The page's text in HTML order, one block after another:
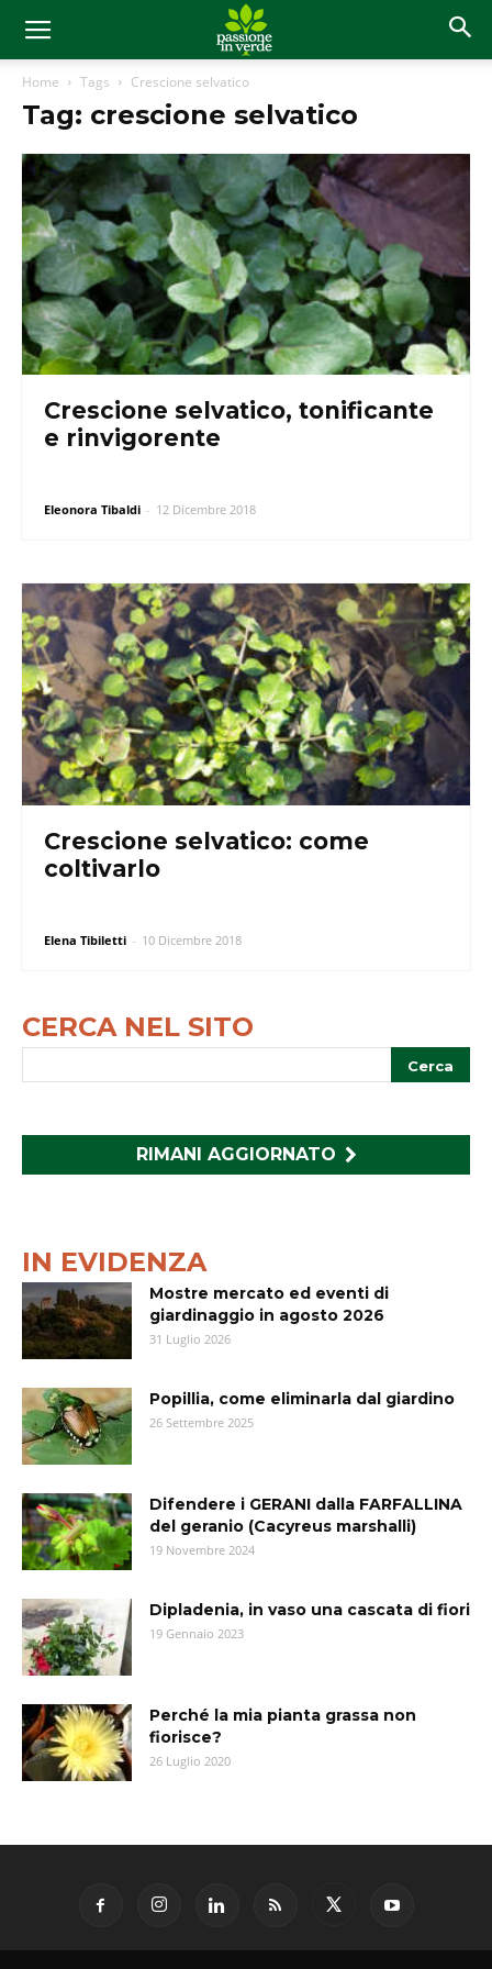
Home Tags Crescione selvatico
Tag: crescione selvatico
Crescione selvatico, tonificante
e rinvigorente
Eleonora Tibaldi - 12 Dicembre 2018
Crescione selvatico: come
coltivarlo
Elena Tibiletti - 10 Dicembre 2018
CERCA NEL SITO
RIMANI AGGIORNATO
IN EVIDENZA
Mostre mercato ed eventi di
giardinaggio in agosto 2026
31 Luglio 2026
Popillia, come eliminarla dal giardino
26 Settembre 2025
Difendere i GERANI dalla FARFALLINA
del geranio (Cacyreus marshalli)
19 Novembre 2024
Dipladenia, in vaso una cascata di fiori
19 Gennaio 2023
Perché la mia pianta grassa non
fiorisce?
26 Luglio 2020